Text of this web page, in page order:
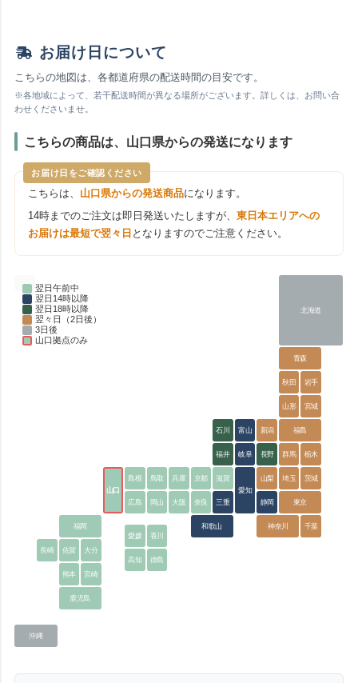
お届け日について
こちらの地図は、各都道府県の配送時間の目安です。
※各地域によって、若干配送時間が異なる場所がございます。詳しくは、お問い合
わせくださいませ。
こちらの商品は、山口県からの発送になります
お届け日をご確認ください
こちらは、 山口県からの発送商品になります。
14時までのご注文は即日発送いたしますが、東日本エリアへの
お届けは最短で翌々日 となりますのでご注意ください。
翌日午前中
翌日14時以降
翌日18時以降
翌々日（2日後）
3日後
山口拠点のみ
北海道
青森
秋田 岩手
山形 宮城
福島
新潟
群馬 栃木
埼玉 茨城
東京
神奈川 千葉
山梨
石川
福井 長野
富山
岐阜
愛知
静岡
三重
和歌山
山口
島根 鳥取
広島 岡山
兵庫 京都 滋賀
大阪 奈良
香川
愛媛
徳島
高知
福岡
佐賀 大分
熊本
長崎
宮崎
鹿児島
沖縄